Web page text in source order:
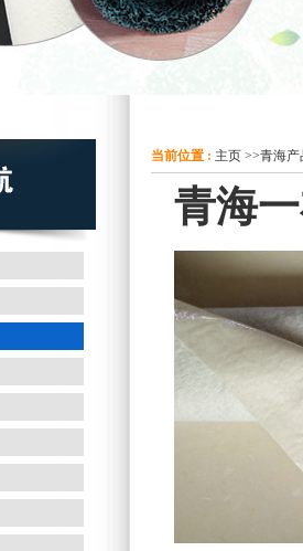
当前位置 : 主页 >>青海产
青海